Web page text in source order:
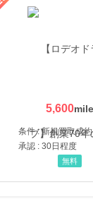
5,600
条件 : 新規買取成約
承認 : 30日程度
無料